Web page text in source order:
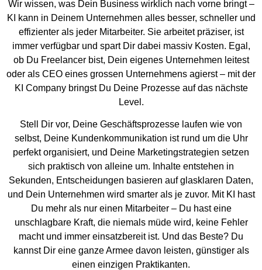
Wir wissen, was Dein Business wirklich nach vorne bringt –
KI kann in Deinem Unternehmen alles besser, schneller und
effizienter als jeder Mitarbeiter. Sie arbeitet präziser, ist
immer verfügbar und spart Dir dabei massiv Kosten. Egal,
ob Du Freelancer bist, Dein eigenes Unternehmen leitest
oder als CEO eines grossen Unternehmens agierst – mit der
KI Company bringst Du Deine Prozesse auf das nächste
Level.
Stell Dir vor, Deine Geschäftsprozesse laufen wie von
selbst, Deine Kundenkommunikation ist rund um die Uhr
perfekt organisiert, und Deine Marketingstrategien setzen
sich praktisch von alleine um. Inhalte entstehen in
Sekunden, Entscheidungen basieren auf glasklaren Daten,
und Dein Unternehmen wird smarter als je zuvor. Mit KI hast
Du mehr als nur einen Mitarbeiter – Du hast eine
unschlagbare Kraft, die niemals müde wird, keine Fehler
macht und immer einsatzbereit ist. Und das Beste? Du
kannst Dir eine ganze Armee davon leisten, günstiger als
einen einzigen Praktikanten.